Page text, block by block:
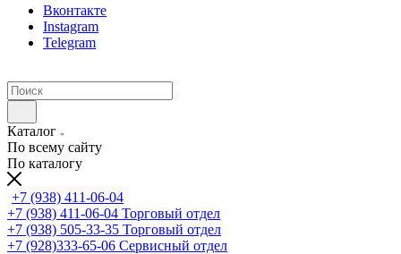
Вконтакте
Instagram
Telegram
Каталог
По всему сайту
По каталогу
+7 (938) 411-06-04
+7 (938) 411-06-04 Торговый отдел
+7 (938) 505-33-35 Торговый отдел
+7 (928)333-65-06 Сервисный отдел